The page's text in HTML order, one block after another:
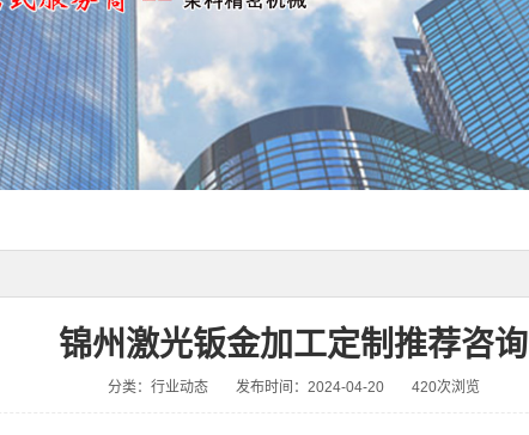
锦州激光钣金加工定制推荐咨询
分类：行业动态 发布时间：2024-04-20 420次浏览